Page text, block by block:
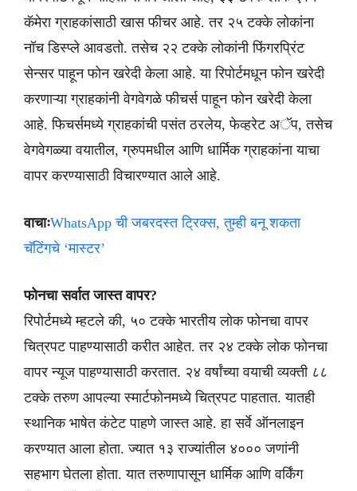
कॅमेरा ग्राहकांसाठी खास फीचर आहे. तर २५ टक्के लोकांना
नॉच डिस्प्ले आवडतो. तसेच २२ टक्के लोकांनी फिंगरप्रिंट
सेन्सर पाहून फोन खरेदी केला आहे. या रिपोर्टमधून फोन खरेदी
करणाऱ्या ग्राहकांनी वेगवेगळे फीचर्स पाहून फोन खरेदी केला
आहे. फिचर्समध्ये ग्राहकांची पसंत ठरलेय, फेव्हरेट अॅप, तसेच
वेगवेगळ्या वयातील, ग्रुपमधील आणि धार्मिक ग्राहकांना याचा
वापर करण्यासाठी विचारण्यात आले आहे.
वाचाःWhatsApp ची जबरदस्त ट्रिक्स, तुम्ही बनू शकता
चॅटिंगचे ‘मास्टर’
फोनचा सर्वात जास्त वापर?
रिपोर्टमध्ये म्हटले की, ५० टक्के भारतीय लोक फोनचा वापर
चित्रपट पाहण्यासाठी करीत आहेत. तर २४ टक्के लोक फोनचा
वापर न्यूज पाहण्यासाठी करतात. २४ वर्षांच्या वयाची व्यक्ती ८८
टक्के तरुण आपल्या स्मार्टफोनमध्ये चित्रपट पाहतात. यातही
स्थानिक भाषेत कंटेट पाहणे जास्त आहे. हा सर्वे ऑनलाइन
करण्यात आला होता. ज्यात १३ राज्यांतील ४००० जणांनी
सहभाग घेतला होता. यात तरुणापासून धार्मिक आणि वर्किंग